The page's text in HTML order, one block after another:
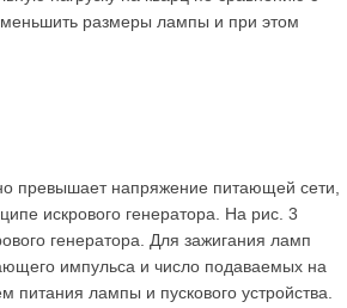
размеры лампы и при этом
пре­вышает напряжение питающей сети,
искрового генератора. На рис. 3
генератора. Для зажигания ламп
импульса и число подаваемых на
лампы и пускового устрой­ства.